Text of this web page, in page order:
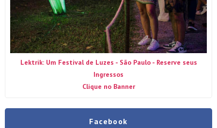
Lektrik: Um Festival de Luzes - São Paulo - Reserve seus
Ingressos
Clique no Banner
Facebook